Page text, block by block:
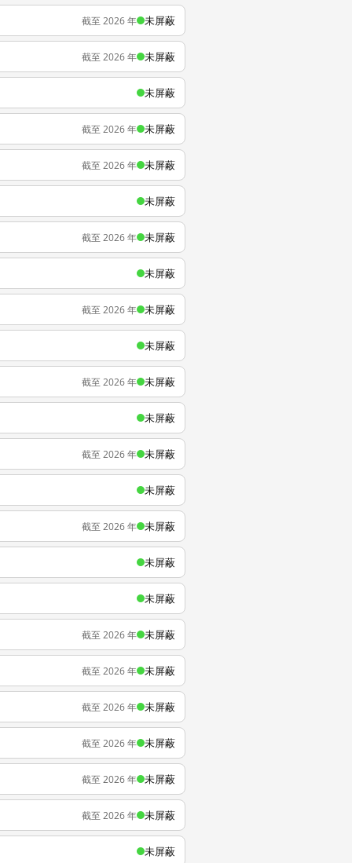
截至 2026 年 未屏蔽
截至 2026 年 未屏蔽
未屏蔽
截至 2026 年 未屏蔽
截至 2026 年 未屏蔽
未屏蔽
截至 2026 年 未屏蔽
未屏蔽
截至 2026 年 未屏蔽
未屏蔽
截至 2026 年 未屏蔽
未屏蔽
截至 2026 年 未屏蔽
未屏蔽
截至 2026 年 未屏蔽
未屏蔽
未屏蔽
截至 2026 年 未屏蔽
截至 2026 年 未屏蔽
截至 2026 年 未屏蔽
截至 2026 年 未屏蔽
截至 2026 年 未屏蔽
截至 2026 年 未屏蔽
未屏蔽